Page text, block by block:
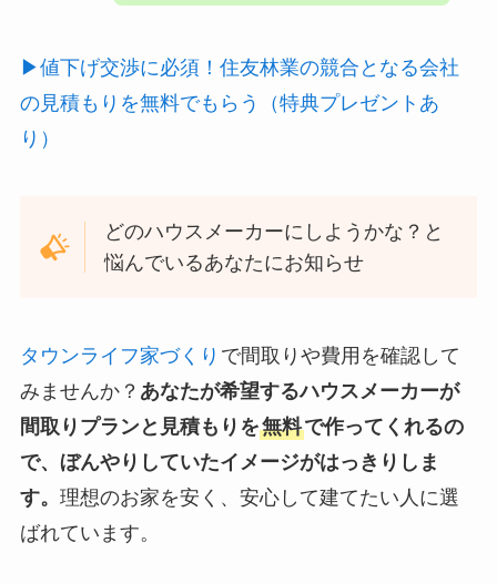
▶値下げ交渉に必須！住友林業の競合となる会社
の見積もりを無料でもらう（特典プレゼントあ
り）
どのハウスメーカーにしようかな？と
悩んでいるあなたにお知らせ
タウンライフ家づくり で間取りや費用を確認して
みませんか？ あなたが希望するハウスメーカーが
間取りプランと見積もりを無料で作ってくれるの
で、ぼんやりしていたイメージがはっきりしま
す。 理想のお家を安く、安心して建てたい人に選
ばれています。